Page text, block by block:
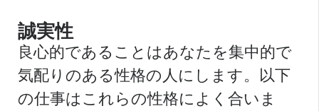
誠実性
良心的であることはあなたを集中的で
気配りのある性格の人にします。以下
の仕事はこれらの性格によく合いま